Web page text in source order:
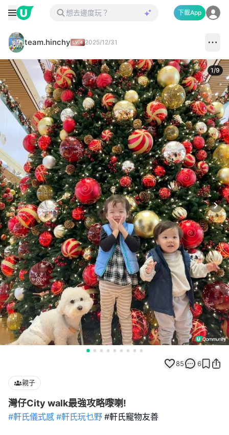
下載App
team.hinchy 2025/12/31
1/9
85 6
親子
灣仔City walk最強攻略嚟喇!
#軒氏儀式感 #軒氏玩乜野 #軒氏寵物友善